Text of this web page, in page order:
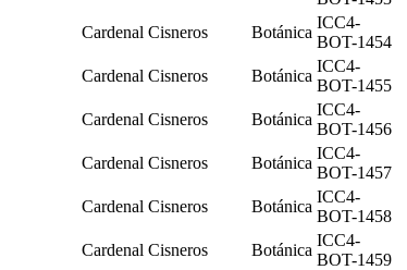
Cardenal Cisneros Botánica
ICC4-
BOT-1454
Cardenal Cisneros Botánica
ICC4-
BOT-1455
Cardenal Cisneros Botánica
ICC4-
BOT-1456
Cardenal Cisneros Botánica
ICC4-
BOT-1457
Cardenal Cisneros Botánica
ICC4-
BOT-1458
Cardenal Cisneros Botánica
ICC4-
BOT-1459